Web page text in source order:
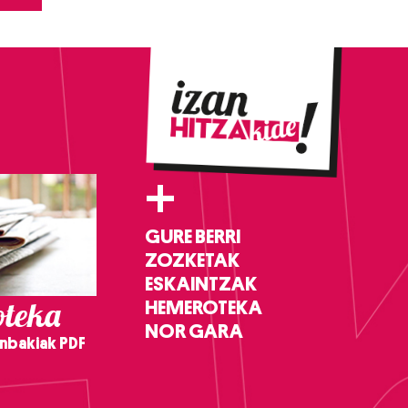
PDF
+
GURE BERRI
ZOZKETAK
ESKAINTZAK
HEMEROTEKA
NOR GARA